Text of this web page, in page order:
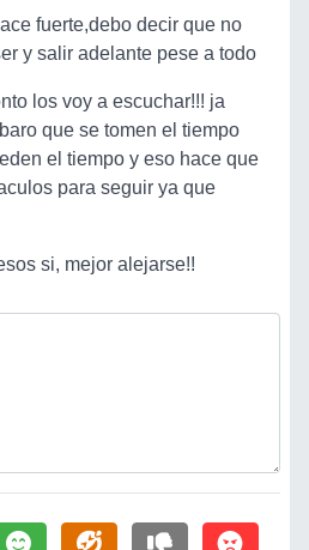
fuerte,debo decir que no
y salir adelante pese a todo
los voy a escuchar!!! ja
que se tomen el tiempo
el tiempo y eso hace que
para seguir ya que
si, mejor alejarse!!